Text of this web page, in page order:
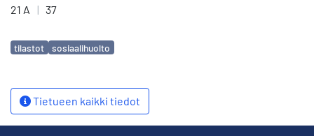
21 A | 37
Avainsanat
tilastot sosiaalihuolto
Tietueen kaikki tiedot